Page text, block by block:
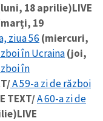
18 aprilie)LIVE
19
ziua 56 (miercuri,
în Ucraina(joi,
în
A 59-a zi de război
TEXT/A 60-a zi de
LIVE